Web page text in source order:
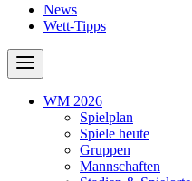
News
Wett-Tipps
WM 2026
Spielplan
Spiele heute
Gruppen
Mannschaften